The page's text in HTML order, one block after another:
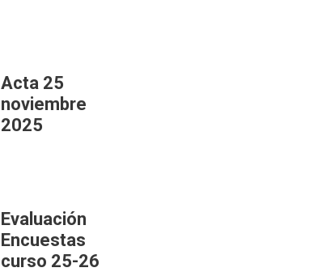
Acta 25
noviembre
2025
Evaluación
Encuestas
curso 25-26